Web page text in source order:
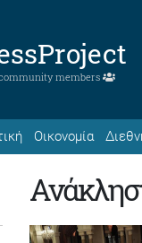
members
Οικονομία